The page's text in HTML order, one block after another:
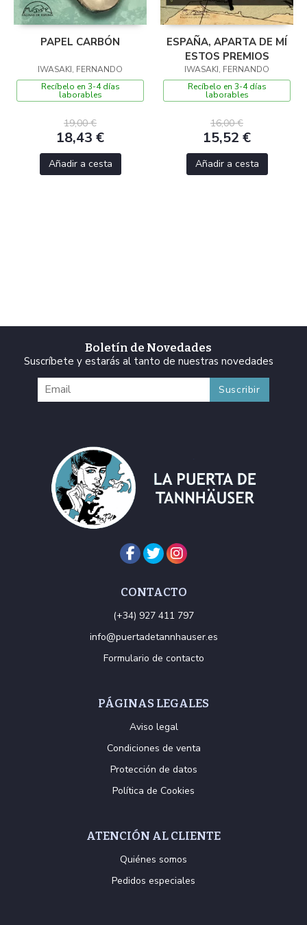
PAPEL CARBÓN
IWASAKI, FERNANDO
Recíbelo en 3-4 días
laborables
19,00 €
18,43 €
Añadir a cesta
ESPAÑA, APARTA DE MÍ
ESTOS PREMIOS
IWASAKI, FERNANDO
Recíbelo en 3-4 días
laborables
16,00 €
15,52 €
Añadir a cesta
Boletín de Novedades
Suscríbete y estarás al tanto de nuestras novedades
CONTACTO
(+34) 927 411 797
info@puertadetannhauser.es
Formulario de contacto
PÁGINAS LEGALES
Aviso legal
Condiciones de venta
Protección de datos
Política de Cookies
ATENCIÓN AL CLIENTE
Quiénes somos
Pedidos especiales